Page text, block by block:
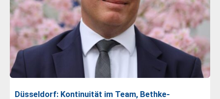
Düsseldorf: Kontinuität im Team, Bethke-